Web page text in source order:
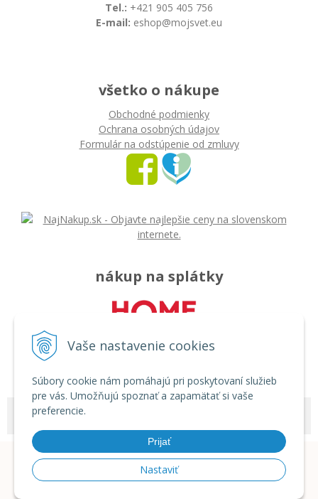
Vaše nastavenie cookies
Súbory cookie nám pomáhajú pri poskytovaní služieb
pre vás. Umožňujú spoznať a zapamätať si vaše
preferencie.
Prijať
Nastaviť
Tel.: +421 905 405 756
E-mail: eshop@mojsvet.eu
všetko o nákupe
Obchodné podmienky
Ochrana osobných údajov
Formulár na odstúpenie od zmluvy
nákup na splátky
© 2026 Môj svet - rozličný tovar •